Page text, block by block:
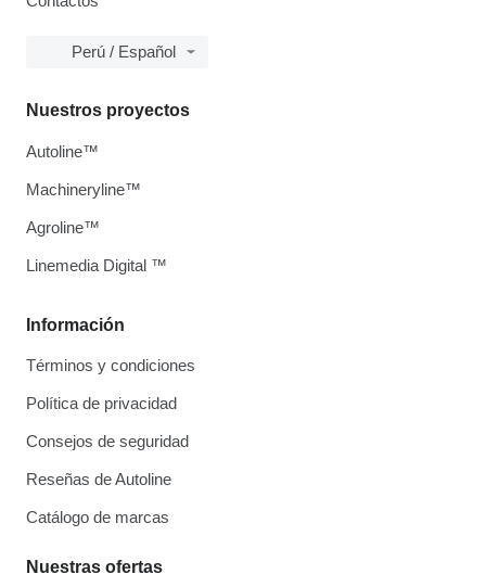
Perú / Español
Información
Términos y condiciones
Política de privacidad
Consejos de seguridad
Reseñas de Autoline
Catálogo de marcas
Nuestras ofertas
Nuestros proyectos
Autoline™
Machineryline™
Agroline™
Linemedia Digital ™